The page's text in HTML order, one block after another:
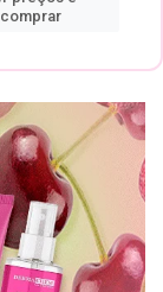
comprar